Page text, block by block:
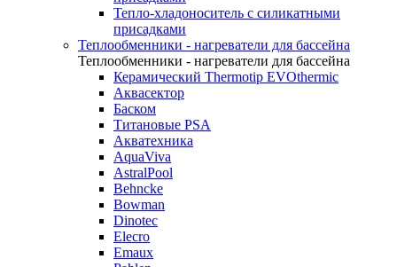
Тепло-хладоноситель с силикатными
присадками
Теплообменники - нагреватели для бассейна
Теплообменники - нагреватели для бассейна
Керамический Thermotip EVOthermic
Аквасектор
Баском
Титановые PSA
Акватехника
AquaViva
AstralPool
Behncke
Bowman
Dinotec
Elecro
Emaux